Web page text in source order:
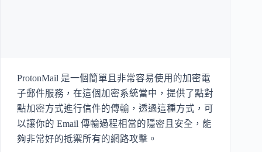
ProtonMail 是一個簡單且非常容易使用的加密電
子郵件服務，在這個加密系統當中，提供了點對
點加密方式進行信件的傳輸，透過這種方式，可
以讓你的 Email 傳輸過程相當的隱密且安全，能
夠非常好的抵禦所有的網路攻擊。